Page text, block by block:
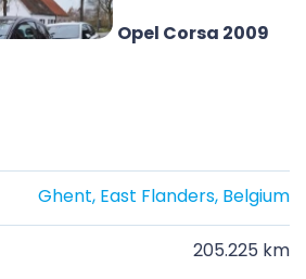
Opel Corsa 2009
Ghent, East Flanders, Belgium
205.225 km